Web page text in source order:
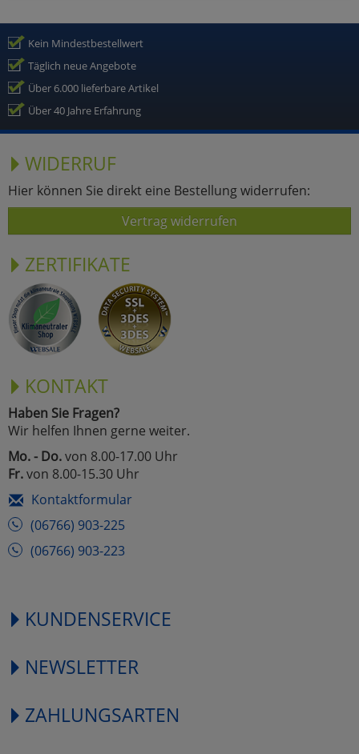
Kein Mindestbestellwert
Täglich neue Angebote
Über 6.000 lieferbare Artikel
Über 40 Jahre Erfahrung
WIDERRUF
Hier können Sie direkt eine Bestellung widerrufen:
Vertrag widerrufen
ZERTIFIKATE
KONTAKT
Haben Sie Fragen?
Wir helfen Ihnen gerne weiter.
Mo. - Do.von 8.00-17.00 Uhr
Fr.von 8.00-15.30 Uhr
Kontaktformular
(06766) 903-225
(06766) 903-223
KUNDENSERVICE
NEWSLETTER
ZAHLUNGSARTEN